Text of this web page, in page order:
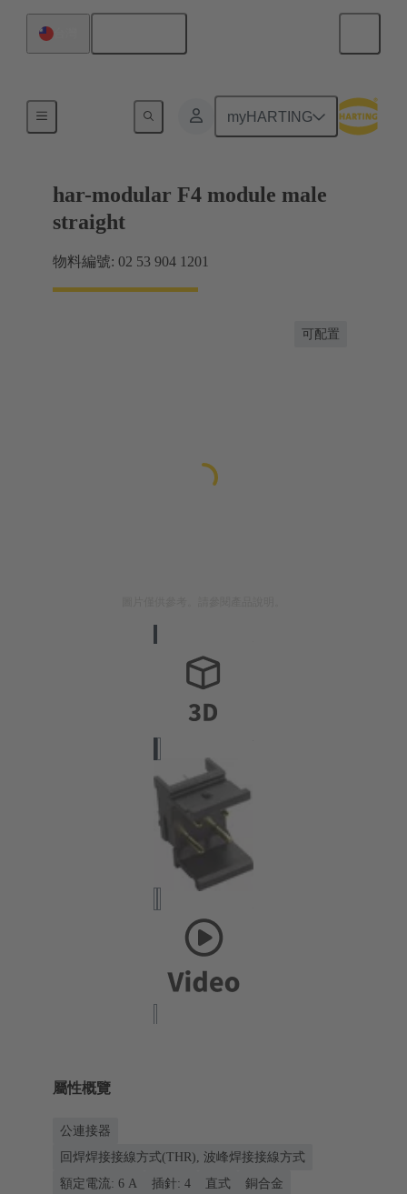
myHARTING
har-modular F4 module male
straight
物料編號: 02 53 904 1201
可配置
屬性概覽
公連接器
回焊焊接接線方式(THR), 波峰焊接接線方式
額定電流: ‌6 A
插針: 4 直式
銅合金